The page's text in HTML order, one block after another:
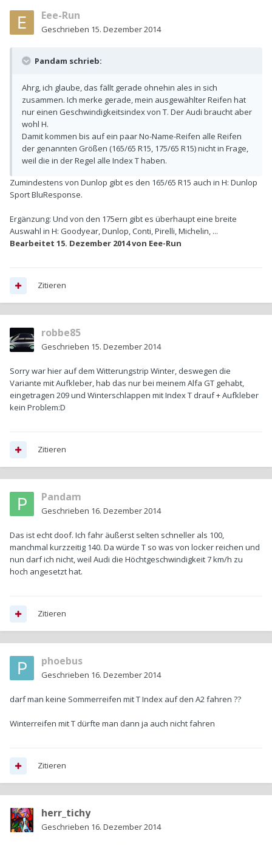
Eee-Run
Geschrieben 15. Dezember 2014
Pandam schrieb:
Ahrg, ich glaube, das fällt gerade ohnehin ales in sich
zusammen. Ich merke gerade, mein ausgewählter Reifen hat
nur einen Geschwindigkeitsindex von T. Der Audi braucht aber
wohl H.
Damit kommen bis auf ein paar No-Name-Reifen alle Reifen
der genannten Größen (165/65 R15, 175/65 R15) nicht in Frage,
weil die in der Regel alle Index T haben.
Zumindestens von Dunlop gibt es den 165/65 R15 auch in H: Dunlop
Sport BluResponse.
Ergänzung: Und von den 175ern gibt es überhaupt eine breite
Auswahl in H: Goodyear, Dunlop, Conti, Pirelli, Michelin, ...
Bearbeitet 15. Dezember 2014von Eee-Run
Zitieren
robbe85
Geschrieben 15. Dezember 2014
Sorry war hier auf dem Witterungstrip Winter, deswegen die
Variante mit Aufkleber, hab das nur bei meinem Alfa GT gehabt,
eingetragen 209 und Winterschlappen mit Index T drauf + Aufkleber
kein Problem:D
Zitieren
Pandam
Geschrieben 16. Dezember 2014
Das ist echt doof. Ich fahr äußerst selten schneller als 100,
manchmal kurzzeitig 140. Da würde T so was von locker reichen und
nun darf ich nicht, weil Audi die Höchtgeschwindigkeit 7 km/h zu
hoch angesetzt hat.
Zitieren
phoebus
Geschrieben 16. Dezember 2014
darf man keine Sommerreifen mit T Index auf den A2 fahren ??
Winterreifen mit T dürfte man dann ja auch nicht fahren
Zitieren
herr_tichy
Geschrieben 16. Dezember 2014